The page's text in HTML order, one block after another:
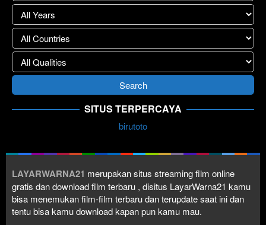
SITUS TERPERCAYA
birutoto
LAYARWARNA21 merupakan situs streaming film online
gratis dan download film terbaru , disitus LayarWarna21 kamu
bisa menemukan film-film terbaru dan terupdate saat ini dan
tentu bisa kamu download kapan pun kamu mau.